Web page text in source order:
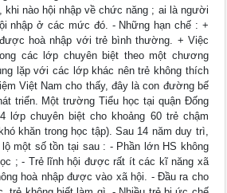
khi nào hội nhập về chức năng ; ai là người
nhập ở các mức đó. - Những hạn chế : +
hoà nhập với trẻ bình thường. + Việc
các lớp chuyên biệt theo một chương
lặp với các lớp khác nên trẻ không thích
Việt Nam cho thấy, đây là con đường bế
triển. Một trường Tiểu học tại quận Đống
lớp chuyên biệt cho khoảng 60 trẻ chậm
khăn trong học tập). Sau 14 năm duy trì,
một số tồn tại sau : - Phần lớn HS không
; - Trẻ lĩnh hội được rất ít các kĩ năng xã
hoà nhập được vào xã hội. - Đầu ra cho